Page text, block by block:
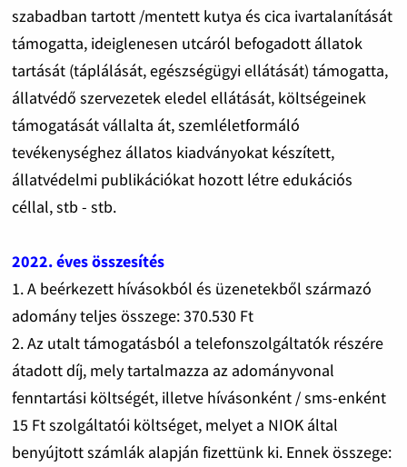
szabadban tartott /mentett kutya és cica ivartalanítását
támogatta, ideiglenesen utcáról befogadott állatok
tartását (táplálását, egészségügyi ellátását) támogatta,
állatvédő szervezetek eledel ellátását, költségeinek
támogatását vállalta át, szemléletformáló
tevékenységhez állatos kiadványokat készített,
állatvédelmi publikációkat hozott létre edukációs
céllal, stb - stb.
2022. éves összesítés
1. A beérkezett hívásokból és üzenetekből származó
adomány teljes összege: 370.530 Ft
2. Az utalt támogatásból a telefonszolgáltatók részére
átadott díj, mely tartalmazza az adományvonal
fenntartási költségét, illetve hívásonként / sms-enként
15 Ft szolgáltatói költséget, melyet a NIOK által
benyújtott számlák alapján fizettünk ki. Ennek összege: